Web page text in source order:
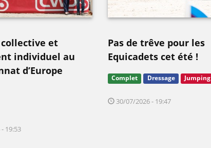
et
individuel au
d’Europe
19:53
Pas de trêve pour les
Equicadets cet été !
Complet Dressage Jumping
30/07/2026 - 19:47